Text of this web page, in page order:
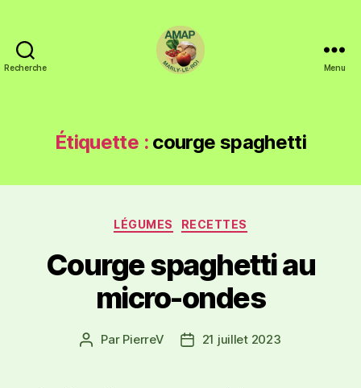
Recherche Menu
Étiquette : courge spaghetti
LÉGUMES RECETTES
Courge spaghetti au
micro-ondes
Par PierreV 21 juillet 2023